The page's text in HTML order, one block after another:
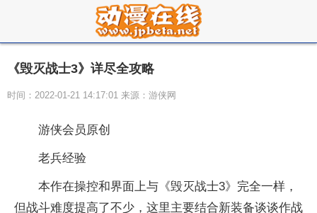
《毁灭战士3》详尽全攻略
时间：2022-01-21 14:17:01 来源：游侠网
游侠会员 原创
老兵经验
本作在操控和界面上与《毁灭战士3》完全一样，
但战斗难度提高了不少，这里主要结合新装备谈谈作战